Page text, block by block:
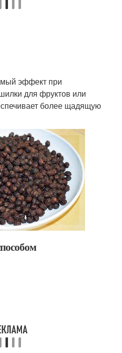
эффект при
для фруктов или
более щадящую